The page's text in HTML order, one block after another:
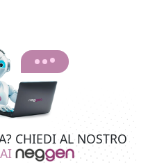
CHIEDI AL NOSTRO